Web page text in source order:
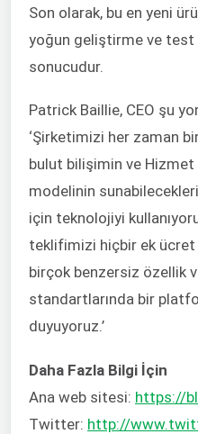
Son olarak, bu en yeni
yoğun geliştirme ve test
sonucudur.
Patrick Baillie, CEO şu
‘Şirketimizi her zaman
bulut bilişimin ve Hizmet
modelinin
için teknolojiyi
teklifimizi hiçbir ek
birçok benzersiz özellik
standartlarında bir
duyuyoruz.’
Daha Fazla Bilgi İçin
Ana web sitesi: https://
Twitter: http://